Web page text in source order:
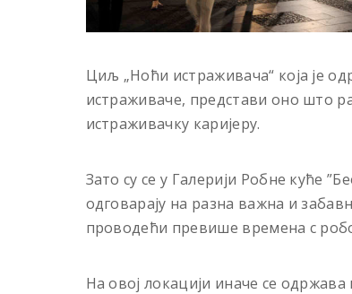
Циљ „Ноћи истраживача“ која је
истраживаче, представи оно што
истраживачку кариjеру.
Зато су се у Галерији Робне куће
одговарају на разна важна и
проводећи превише времена с
На овој локацији иначе се одржава